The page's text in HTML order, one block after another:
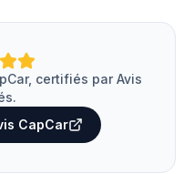
certifiés par Avis
CapCar